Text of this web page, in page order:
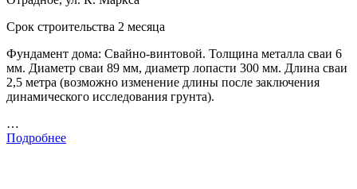
Срок строительства 2 месяца
Фундамент дома: Свайно-винтовой. Толщина металла сваи 6
мм. Диаметр сваи 89 мм, диаметр лопасти 300 мм. Длина сваи
2,5 метра (возможно изменение длины после заключения
динамического исследования грунта).
…
Подробнее